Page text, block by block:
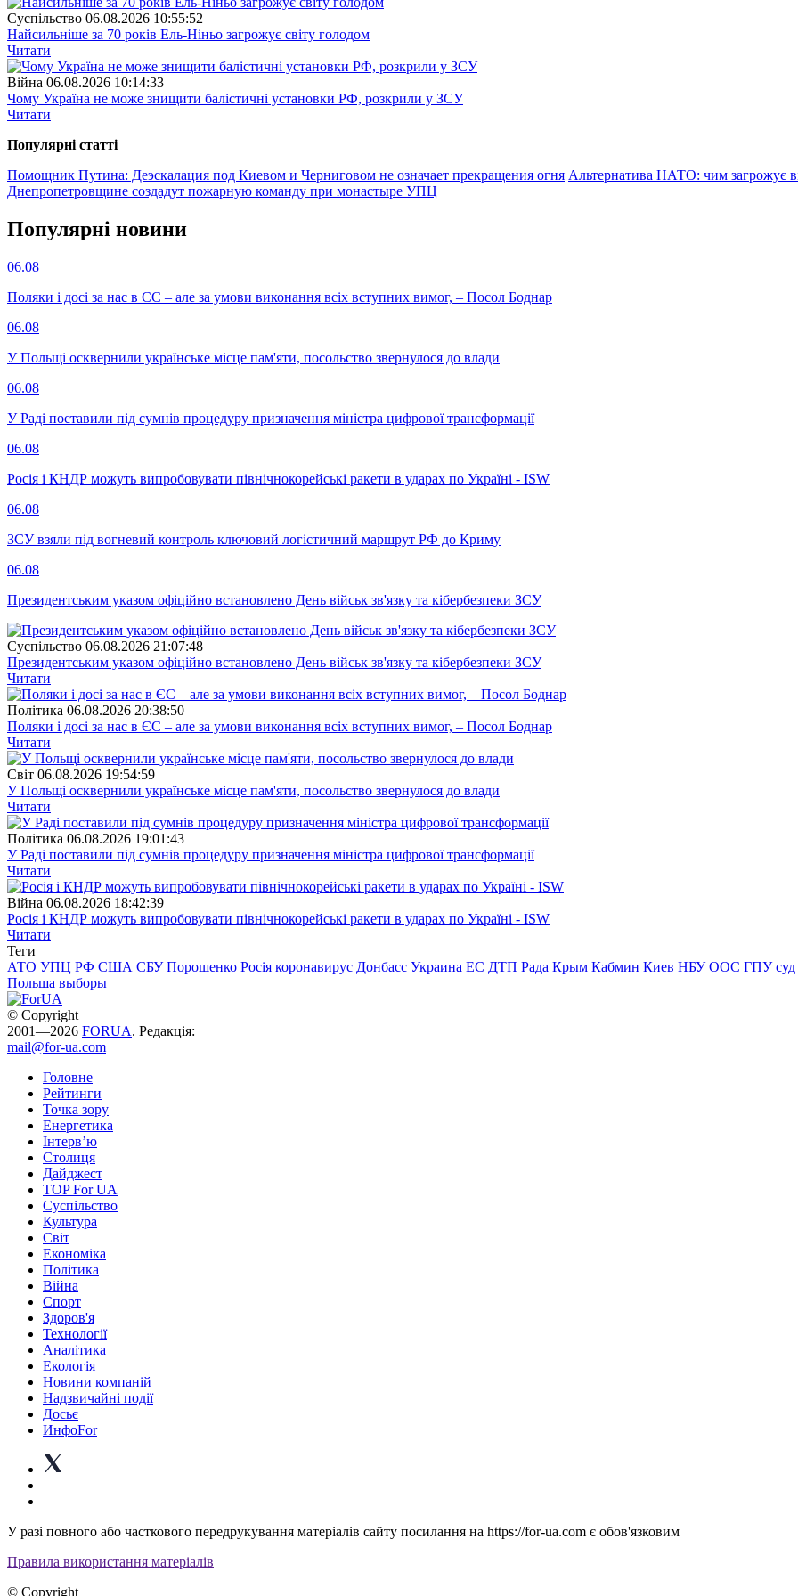
Суспiльство 06.08.2026 10:55:52
Найсильніше за 70 років Ель-Ніньо загрожує світу голодом
Читати
Війна 06.08.2026 10:14:33
Чому Україна не може знищити балістичні установки РФ, розкрили у ЗСУ
Читати
Популярнi статтi
Помощник Путина: Деэскалация под Киевом и Черниговом не означает прекращения огня Альтернатива НАТО: чим загрожує
Днепропетровщине создадут пожарную команду при монастыре УПЦ
Популярнi новини
06.08
Поляки і досі за нас в ЄС – але за умови виконання всіх вступних вимог, – Посол Боднар
06.08
У Польщі осквернили українське місце пам'яти, посольство звернулося до влади
06.08
У Раді поставили під сумнів процедуру призначення міністра цифрової трансформації
06.08
Росія і КНДР можуть випробовувати північнокорейські ракети в ударах по Україні - ISW
06.08
ЗСУ взяли під вогневий контроль ключовий логістичний маршрут РФ до Криму
06.08
Президентським указом офіційно встановлено День військ зв'язку та кібербезпеки ЗСУ
Суспiльство 06.08.2026 21:07:48
Президентським указом офіційно встановлено День військ зв'язку та кібербезпеки ЗСУ
Читати
Полiтика 06.08.2026 20:38:50
Поляки і досі за нас в ЄС – але за умови виконання всіх вступних вимог, – Посол Боднар
Читати
Свiт 06.08.2026 19:54:59
У Польщі осквернили українське місце пам'яти, посольство звернулося до влади
Читати
Полiтика 06.08.2026 19:01:43
У Раді поставили під сумнів процедуру призначення міністра цифрової трансформації
Читати
Війна 06.08.2026 18:42:39
Росія і КНДР можуть випробовувати північнокорейські ракети в ударах по Україні - ISW
Читати
Теги
АТО УПЦ РФ США СБУ Порошенко Росія коронавирус Донбасс Украина ЕС ДТП Рада Крым Кабмин Киев НБУ ООС ГПУ суд
Польша выборы
© Copyright
2001—2026 FORUA. Редакція:
mail@for-ua.com
Головне
Рейтинги
Точка зору
Енергетика
Інтерв’ю
Столиця
Дайджест
TOP For UA
Суспiльство
Культура
Світ
Економіка
Політика
Війна
Спорт
Здоров'я
Технології
Аналітика
Екологія
Новини компаній
Надзвичайні події
Досьє
ИнфоFor
У разі повного або часткового передрукування матеріалів сайту посилання на https://for-ua.com є обов'язковим
Правила використання матеріалів
© Copyright